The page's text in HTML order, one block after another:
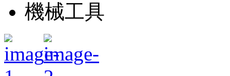
機械工具